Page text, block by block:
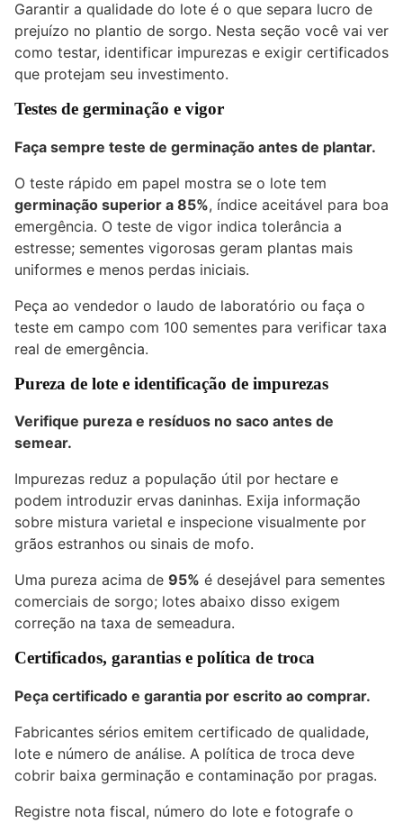
Garantir a qualidade do lote é o que separa lucro de
prejuízo no plantio de sorgo. Nesta seção você vai ver
como testar, identificar impurezas e exigir certificados
que protejam seu investimento.
Testes de germinação e vigor
Faça sempre teste de germinação antes de plantar.
O teste rápido em papel mostra se o lote tem
germinação superior a 85%, índice aceitável para boa
emergência. O teste de vigor indica tolerância a
estresse; sementes vigorosas geram plantas mais
uniformes e menos perdas iniciais.
Peça ao vendedor o laudo de laboratório ou faça o
teste em campo com 100 sementes para verificar taxa
real de emergência.
Pureza de lote e identificação de impurezas
Verifique pureza e resíduos no saco antes de
semear.
Impurezas reduz a população útil por hectare e
podem introduzir ervas daninhas. Exija informação
sobre mistura varietal e inspecione visualmente por
grãos estranhos ou sinais de mofo.
Uma pureza acima de 95% é desejável para sementes
comerciais de sorgo; lotes abaixo disso exigem
correção na taxa de semeadura.
Certificados, garantias e política de troca
Peça certificado e garantia por escrito ao comprar.
Fabricantes sérios emitem certificado de qualidade,
lote e número de análise. A política de troca deve
cobrir baixa germinação e contaminação por pragas.
Registre nota fiscal, número do lote e fotografe o